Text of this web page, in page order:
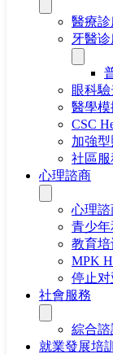
醫療診
牙醫
眼科
醫學
CSC
加強
社區
心理諮商
心理諮
青少
教育培
MPK
停止
社會服務
綜合諮
就業發展培訓